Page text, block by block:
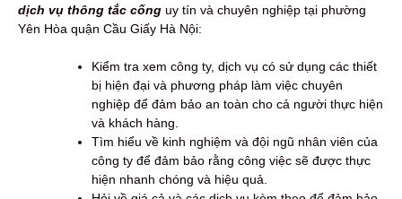
dịch vụ thông tắc cống uy tín và chuyên nghiệp tại phường
Yên Hòa quận Cầu Giấy Hà Nội:
Kiểm tra xem công ty, dịch vụ có sử dụng các thiết
bị hiện đại và phương pháp làm việc chuyên
nghiệp để đảm bảo an toàn cho cả người thực hiện
và khách hàng.
Tìm hiểu về kinh nghiệm và đội ngũ nhân viên của
công ty để đảm bảo rằng công việc sẽ được thực
hiện nhanh chóng và hiệu quả.